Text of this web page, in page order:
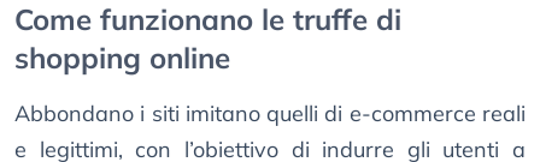
Come funzionano le truffe di
shopping online
Abbondano i siti imitano quelli di e-commerce reali
e legittimi, con l’obiettivo di indurre gli utenti a